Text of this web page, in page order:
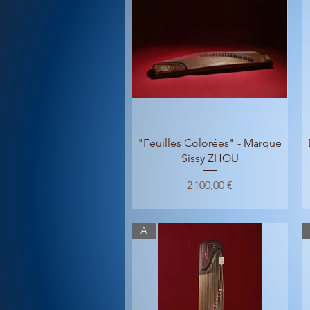
Aperçu rapide
"Feuilles Colorées" - Marque
Sissy ZHOU
Prix
2 100,00 €
A